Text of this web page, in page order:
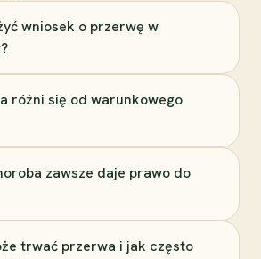
wniosek o przerwę w
różni się od warunkowego
zawsze daje prawo do
trwać przerwa i jak często